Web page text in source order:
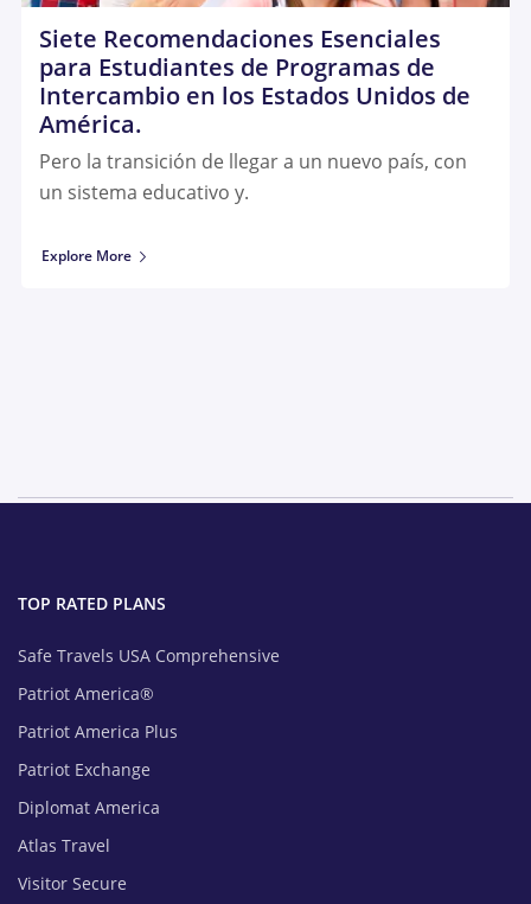
Siete Recomendaciones Esenciales
para Estudiantes de Programas de
Intercambio en los Estados Unidos de
América.
Pero la transición de llegar a un nuevo país, con
un sistema educativo y.
Explore More
TOP RATED PLANS
Safe Travels USA Comprehensive
Patriot America®
Patriot America Plus
Patriot Exchange
Diplomat America
Atlas Travel
Visitor Secure